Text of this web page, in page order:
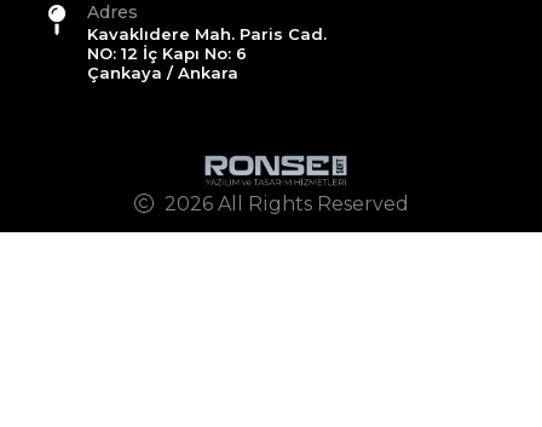
Adres
Kavaklıdere Mah. Paris Cad.
NO: 12 İç Kapı No: 6
Çankaya / Ankara
2026 All Rights Reserved